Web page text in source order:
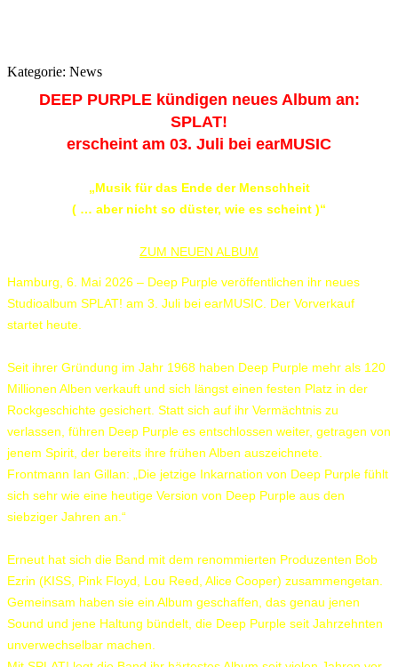
Kategorie: News
DEEP PURPLE kündigen neues Album an:
SPLAT!
erscheint am 03. Juli bei earMUSIC
„Musik für das Ende der Menschheit
( … aber nicht so düster, wie es scheint )“
ZUM NEUEN ALBUM
Hamburg, 6. Mai 2026 – Deep Purple veröffentlichen ihr neues
Studioalbum SPLAT! am 3. Juli bei earMUSIC. Der Vorverkauf
startet heute.
Seit ihrer Gründung im Jahr 1968 haben Deep Purple mehr als 120
Millionen Alben verkauft und sich längst einen festen Platz in der
Rockgeschichte gesichert. Statt sich auf ihr Vermächtnis zu
verlassen, führen Deep Purple es entschlossen weiter, getragen von
jenem Spirit, der bereits ihre frühen Alben auszeichnete.
Frontmann Ian Gillan: „Die jetzige Inkarnation von Deep Purple fühlt
sich sehr wie eine heutige Version von Deep Purple aus den
siebziger Jahren an.“
Erneut hat sich die Band mit dem renommierten Produzenten Bob
Ezrin (KISS, Pink Floyd, Lou Reed, Alice Cooper) zusammengetan.
Gemeinsam haben sie ein Album geschaffen, das genau jenen
Sound und jene Haltung bündelt, die Deep Purple seit Jahrzehnten
unverwechselbar machen.